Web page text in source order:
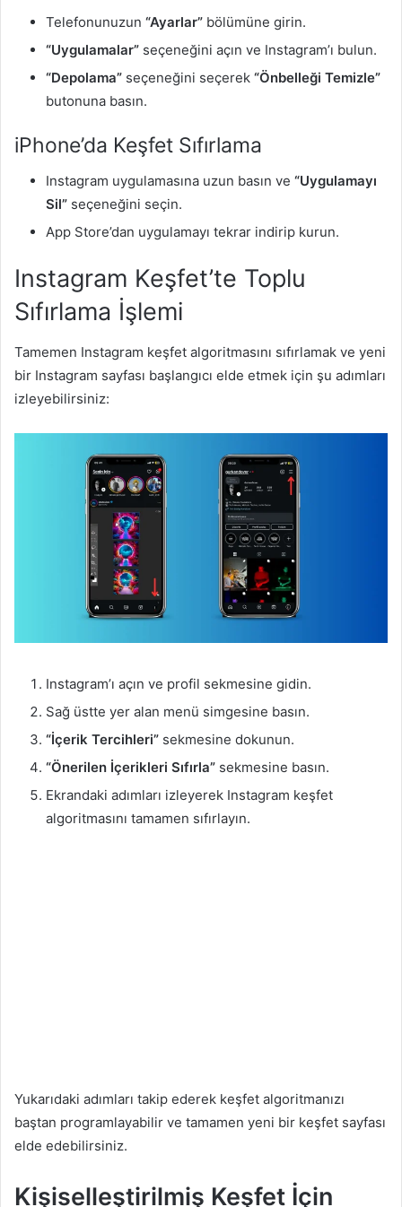
Telefonunuzun “Ayarlar” bölümüne girin.
“Uygulamalar” seçeneğini açın ve Instagram’ı bulun.
“Depolama” seçeneğini seçerek “Önbelleği Temizle”
butonuna basın.
iPhone’da Keşfet Sıfırlama
Instagram uygulamasına uzun basın ve “Uygulamayı
Sil” seçeneğini seçin.
App Store’dan uygulamayı tekrar indirip kurun.
Instagram Keşfet’te Toplu
Sıfırlama İşlemi
Tamemen Instagram keşfet algoritmasını sıfırlamak ve yeni
bir Instagram sayfası başlangıcı elde etmek için şu adımları
izleyebilirsiniz:
Instagram’ı açın ve profil sekmesine gidin.
Sağ üstte yer alan menü simgesine basın.
“İçerik Tercihleri” sekmesine dokunun.
“Önerilen İçerikleri Sıfırla” sekmesine basın.
Ekrandaki adımları izleyerek Instagram keşfet
algoritmasını tamamen sıfırlayın.
Yukarıdaki adımları takip ederek keşfet algoritmanızı
baştan programlayabilir ve tamamen yeni bir keşfet sayfası
elde edebilirsiniz.
Kişiselleştirilmiş Keşfet İçin